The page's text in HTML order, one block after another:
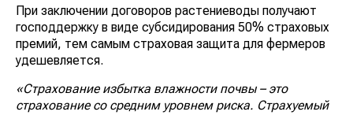
При заключении договоров растениеводы получают
господдержку в виде субсидирования 50% страховых
премий, тем самым страховая защита для фермеров
удешевляется.
«Страхование избытка влажности почвы – это
страхование со средним уровнем риска. Страхуемый